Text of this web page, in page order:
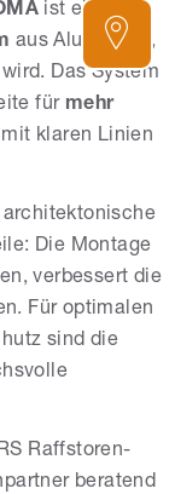
ist ein
aus Aluminium,
Das System
für mehr
klaren Linien
Die Montage
verbessert die
Für optimalen
sind die
Raffstoren-
beratend